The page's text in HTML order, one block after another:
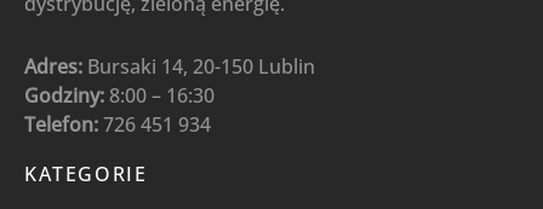
Adres: Bursaki 14, 20-150 Lublin
Godziny: 8:00 – 16:30
Telefon:726 451 934
KATEGORIE